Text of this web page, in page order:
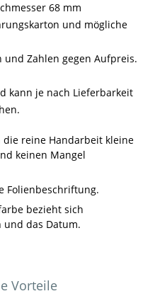
68 mm
und mögliche
Zahlen gegen Aufpreis.
kann je nach Lieferbarkeit
die reine Handarbeit kleine
keinen Mangel
Folienbeschriftung.
bezieht sich
das Datum.
Vorteile